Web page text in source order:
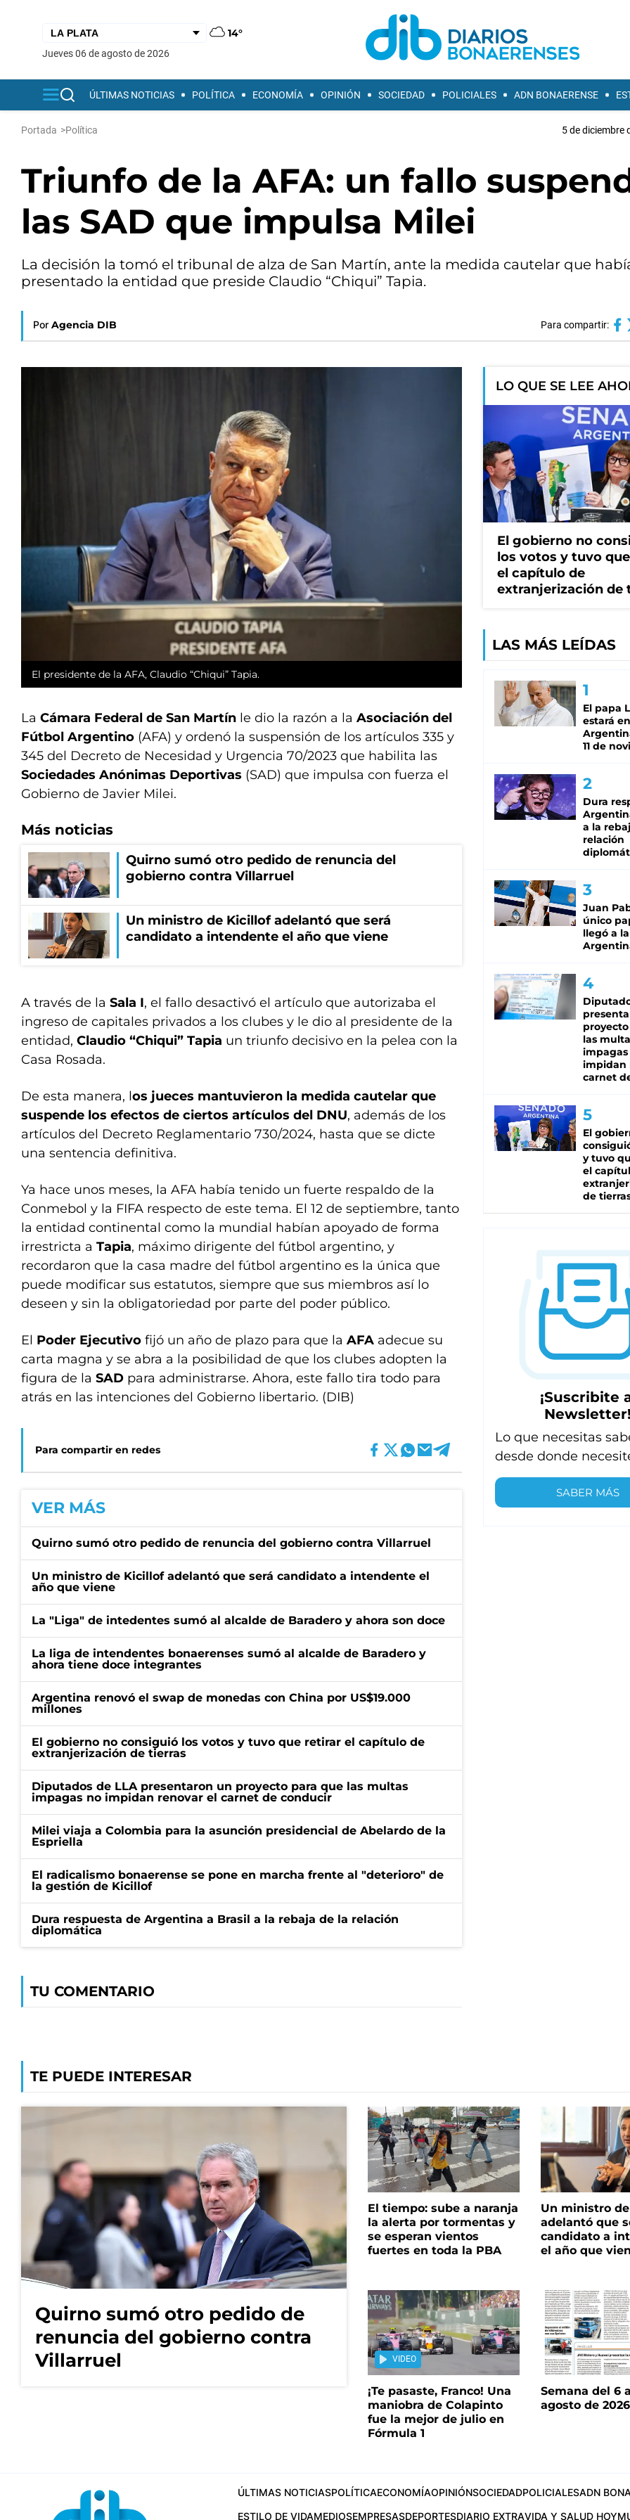
14°
jueves 06 de agosto de 2026
ÚLTIMAS NOTICIAS POLÍTICA ECONOMÍA OPINIÓN SOCIEDAD POLICIALES ADN BONAERENSE
Portada >Política 5 de diciembre
Triunfo de la AFA: un fallo
las SAD que impulsa Milei
La decisión la tomó el tribunal de alza de San Martín, ante la medida cautelar que
presentado la entidad que preside Claudio “Chiqui” Tapia.
Por Agencia DIB Para compartir:
El presidente de la AFA, Claudio “Chiqui” Tapia.
La Cámara Federal de San Martín le dio la razón a la Asociación del
Fútbol Argentino (AFA) y ordenó la suspensión de los artículos 335 y
345 del Decreto de Necesidad y Urgencia 70/2023 que habilita las
Sociedades Anónimas Deportivas (SAD) que impulsa con fuerza el
Gobierno de Javier Milei.
Más noticias
Quirno sumó otro pedido de renuncia del
gobierno contra Villarruel
Un ministro de Kicillof adelantó que será
candidato a intendente el año que viene
A través de la Sala I, el fallo desactivó el artículo que autorizaba el
ingreso de capitales privados a los clubes y le dio al presidente de la
entidad, Claudio “Chiqui” Tapia un triunfo decisivo en la pelea con la
Casa Rosada.
De esta manera, los jueces mantuvieron la medida cautelar que
suspende los efectos de ciertos artículos del DNU, además de los
artículos del Decreto Reglamentario 730/2024, hasta que se dicte
una sentencia definitiva.
Ya hace unos meses, la AFA había tenido un fuerte respaldo de la
Conmebol y la FIFA respecto de este tema. El 12 de septiembre, tanto
la entidad continental como la mundial habían apoyado de forma
irrestricta a Tapia, máximo dirigente del fútbol argentino, y
recordaron que la casa madre del fútbol argentino es la única que
puede modificar sus estatutos, siempre que sus miembros así lo
deseen y sin la obligatoriedad por parte del poder público.
El Poder Ejecutivo fijó un año de plazo para que la AFA adecue su
carta magna y se abra a la posibilidad de que los clubes adopten la
figura de la SAD para administrarse. Ahora, este fallo tira todo para
atrás en las intenciones del Gobierno libertario. (DIB)
Para compartir en redes
VER MÁS
Quirno sumó otro pedido de renuncia del gobierno contra Villarruel
Un ministro de Kicillof adelantó que será candidato a intendente el
año que viene
La "Liga" de intedentes sumó al alcalde de Baradero y ahora son doce
La liga de intendentes bonaerenses sumó al alcalde de Baradero y
ahora tiene doce integrantes
Argentina renovó el swap de monedas con China por US$19.000
millones
El gobierno no consiguió los votos y tuvo que retirar el capítulo de
extranjerización de tierras
Diputados de LLA presentaron un proyecto para que las multas
impagas no impidan renovar el carnet de conducir
Milei viaja a Colombia para la asunción presidencial de Abelardo de la
Espriella
El radicalismo bonaerense se pone en marcha frente al "deterioro" de
la gestión de Kicillof
Dura respuesta de Argentina a Brasil a la rebaja de la relación
diplomática
TU COMENTARIO
LO QUE SE LEE
El gobierno no
los votos y tuvo
el capítulo de
extranjerización de
LAS MÁS LEÍDAS
El papa
estará
11 de
Dura
a la
relación
Juan
único
llegó a la
las
impagas
impidan
carnet
El
y tuvo
el
de
¡Suscribite
Newsletter!
Lo que necesitas
desde donde
SABER MÁS
TE PUEDE INTERESAR
Quirno sumó otro pedido de
renuncia del gobierno contra
Villarruel
El tiempo: sube a naranja
la alerta por tormentas y
se esperan vientos
fuertes en toda la PBA
Un ministro
adelantó que
candidato a
el año que
VIDEO
¡Te pasaste, Franco! Una
maniobra de Colapinto
fue la mejor de julio en
Fórmula 1
Semana del 6
agosto de 2026
ÚLTIMAS NOTICIASPOLÍTICAECONOMÍAOPINIÓNSOCIEDADPOLICIALESADN
ESTILO DE VIDAMEDIOSEMPRESASDEPORTESDIARIO EXTRAVIDA Y SALUD HOY